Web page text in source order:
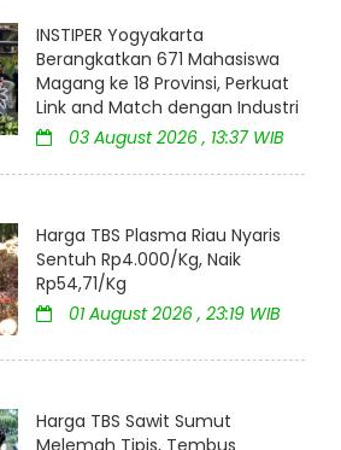
INSTIPER Yogyakarta
Berangkatkan 671 Mahasiswa
Magang ke 18 Provinsi, Perkuat
Link and Match dengan Industri
03 August 2026 , 13:37 WIB
Harga TBS Plasma Riau Nyaris
Sentuh Rp4.000/Kg, Naik
Rp54,71/Kg
01 August 2026 , 23:19 WIB
Harga TBS Sawit Sumut
Melemah Tipis, Tembus